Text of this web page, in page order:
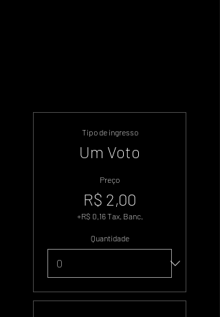
Tipo de ingresso
Um Voto
Preço
R$ 2,00
+R$ 0,16 Tax. Banc.
Quantidade